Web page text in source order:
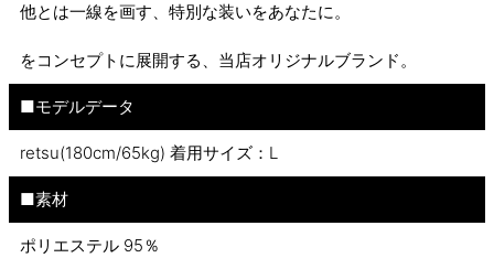
他とは一線を画す、特別な装いをあなたに。
をコンセプトに展開する、当店オリジナルブランド。
■モデルデータ
retsu(180cm/65kg) 着用サイズ：L
■素材
ポリエステル 95％